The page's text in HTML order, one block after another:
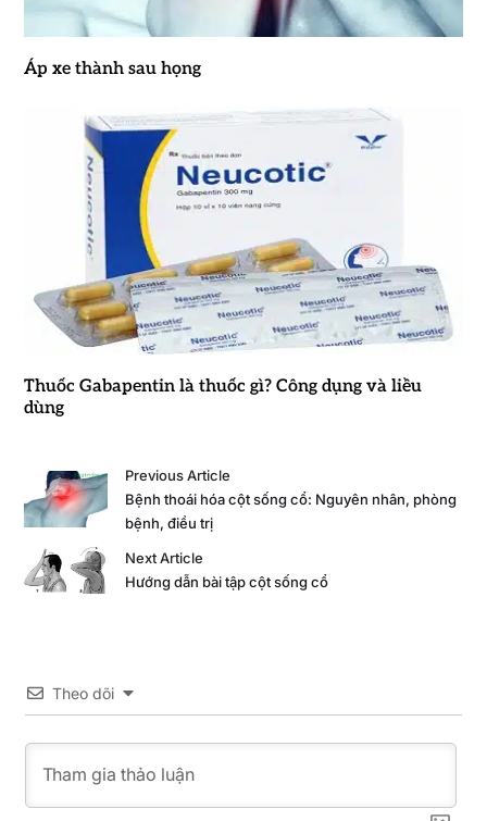
Áp xe thành sau họng
Thuốc Gabapentin là thuốc gì? Công dụng và liều
dùng
Previous Article
Bệnh thoái hóa cột sống cổ: Nguyên nhân, phòng
bệnh, điều trị
Next Article
Hướng dẫn bài tập cột sống cổ
Theo dõi